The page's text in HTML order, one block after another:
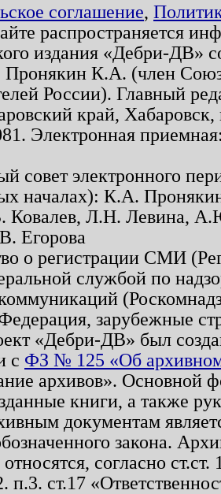
соглашение,
распространяется
издания «Дебри-ДВ»
Пронякин К.А. (член
России). Главный
край,
Электронная
совет электронного
началах): К.А.
Л.Н. Левина,
Егорова
о регистрации СМИ
службой по
зарубежные
«Дебри-ДВ» был
с ФЗ № 125 «Об
архивов». Основной
книги, а также
документам
закона.
согласно
п.3. ст.17